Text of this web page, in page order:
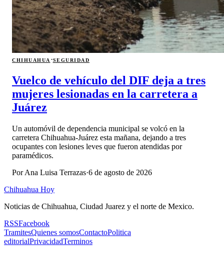
CHIHUAHUA ·SEGURIDAD
Vuelco de vehículo del DIF deja a tres
mujeres lesionadas en la carretera a
Juárez
Un automóvil de dependencia municipal se volcó en la
carretera Chihuahua-Juárez esta mañana, dejando a tres
ocupantes con lesiones leves que fueron atendidas por
paramédicos.
PorAna Luisa Terrazas·6 de agosto de 2026
Chihuahua Hoy
Noticias de Chihuahua, Ciudad Juarez y el norte de Mexico.
RSSFacebook
TramitesQuienes somosContactoPolitica
editorialPrivacidadTerminos